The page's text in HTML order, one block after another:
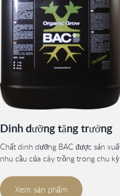
Dinh dưỡng tăng trưởng
Chất dinh dưỡng BAC được sản
nhu cầu của cây trồng trong chu
Xem sản phẩm